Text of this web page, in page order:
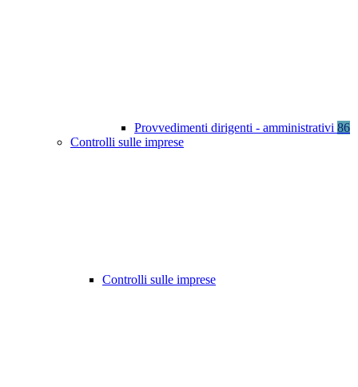
Provvedimenti dirigenti - amministrativi 86
Controlli sulle imprese
Controlli sulle imprese